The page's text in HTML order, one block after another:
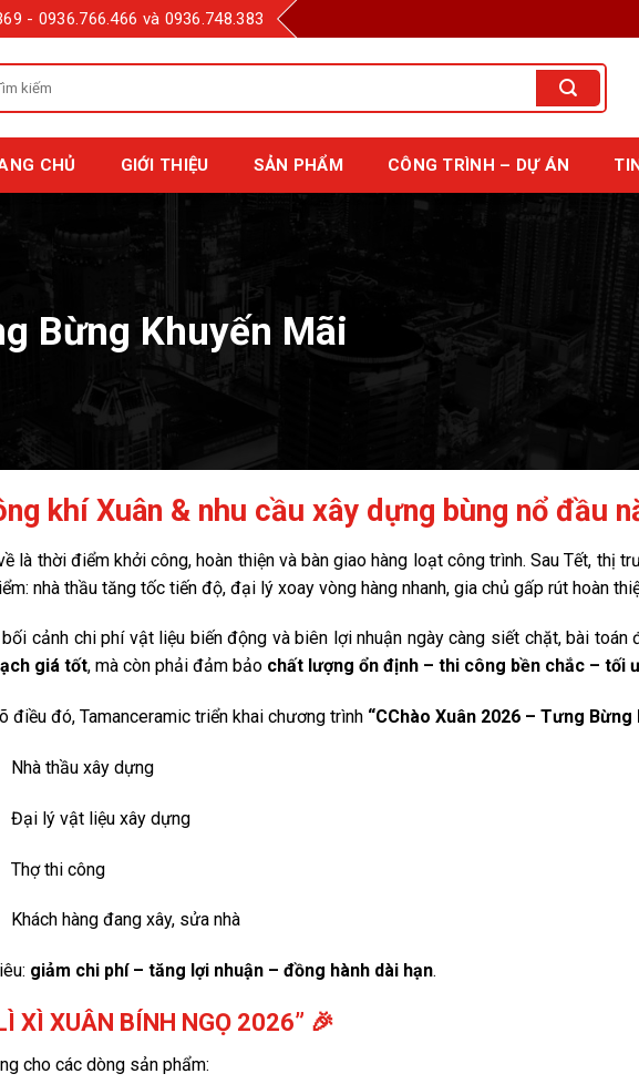
- 0936.766.466 và 0936.748.383
CHỦ GIỚI THIỆU SẢN PHẨM CÔNG TRÌNH – DỰ ÁN
Bừng Khuyến Mãi
khí Xuân & nhu cầu xây dựng bùng nổ đầu
là thời điểm khởi công, hoàn thiện và bàn giao hàng loạt công trình. Sau Tết, thị
nhà thầu tăng tốc tiến độ, đại lý xoay vòng hàng nhanh, gia chủ gấp rút hoàn
bối cảnh chi phí vật liệu biến động và biên lợi nhuận ngày càng siết chặt, bài toán
giá tốt, mà còn phải đảm bảo chất lượng ổn định – thi công bền chắc – tối
điều đó, Tamanceramic triển khai chương trình “CChào Xuân 2026 – Tưng Bừng
Nhà thầu xây dựng
Đại lý vật liệu xây dựng
Thợ thi công
Khách hàng đang xây, sửa nhà
giảm chi phí – tăng lợi nhuận – đồng hành dài hạn.
XÌ XUÂN BÍNH NGỌ 2026” 🎉
cho các dòng sản phẩm: